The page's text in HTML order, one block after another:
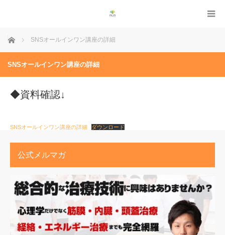
ホーム SNSオールインワン講座の詳細
SNSオールインワン講座の詳細
◆資料確認↓
SNSオールインワン講座の詳細 ダウンロード
公式メルマガ